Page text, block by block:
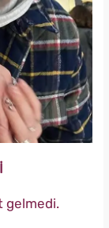
gelmedi.